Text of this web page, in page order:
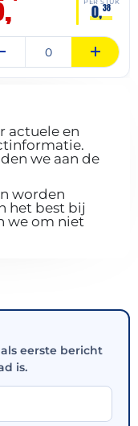
0,38
actuele en
we aan de
worden
het best bij
we om niet
eerste bericht
is.